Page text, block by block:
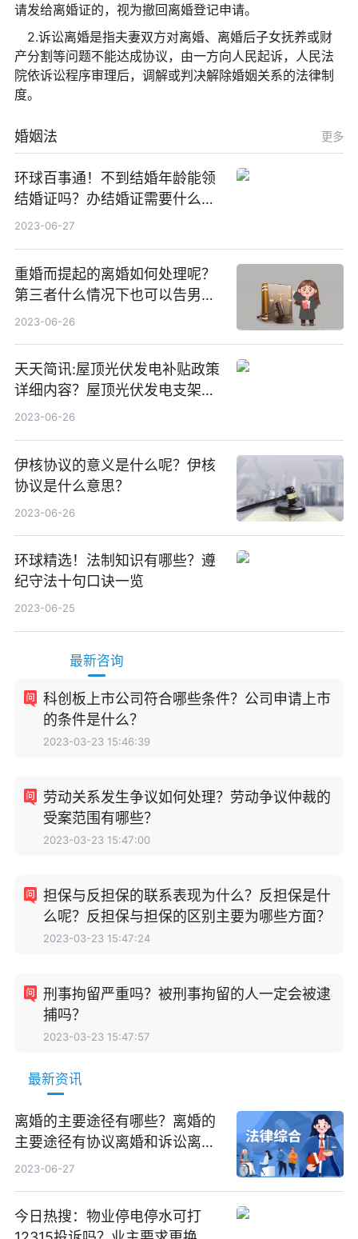
请发给离婚证的，视为撤回离婚登记申请。
2.诉讼离婚是指夫妻双方对离婚、离婚后子女抚养或财
产分割等问题不能达成协议，由一方向人民起诉，人民法
院依诉讼程序审理后，调解或判决解除婚姻关系的法律制
度。
婚姻法 更多
环球百事通！不到结婚年龄能领
结婚证吗？办结婚证需要什么材
料？没结婚孩子怎么上户口？
2023-06-27
重婚而提起的离婚如何处理呢？
第三者什么情况下也可以告男人
重婚罪呢？
2023-06-26
天天简讯:屋顶光伏发电补贴政策
详细内容？屋顶光伏发电支架价
格一般是多少？
2023-06-26
伊核协议的意义是什么呢？伊核
协议是什么意思？
2023-06-26
环球精选！法制知识有哪些？遵
纪守法十句口诀一览
2023-06-25
最新咨询
科创板上市公司符合哪些条件？公司申请上市
的条件是什么？
2023-03-23 15:46:39
劳动关系发生争议如何处理？劳动争议仲裁的
受案范围有哪些？
2023-03-23 15:47:00
担保与反担保的联系表现为什么？反担保是什
么呢？反担保与担保的区别主要为哪些方面？
2023-03-23 15:47:24
刑事拘留严重吗？被刑事拘留的人一定会被逮
捕吗？
2023-03-23 15:47:57
最新资讯
离婚的主要途径有哪些？离婚的
主要途径有协议离婚和诉讼离婚
两种吗？ 世界实时
2023-06-27
今日热搜：物业停电停水可打